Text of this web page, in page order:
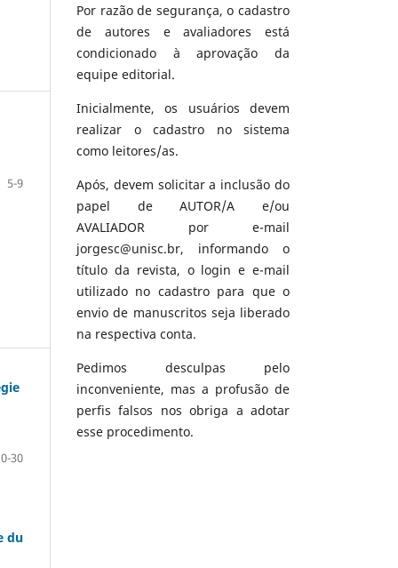
5-9
30
du
Por razão de segurança, o cadastro
de autores e avaliadores está
condicionado à aprovação da
equipe editorial.
Inicialmente, os usuários devem
realizar o cadastro no sistema
como leitores/as.
Após, devem solicitar a inclusão do
papel de AUTOR/A e/ou
AVALIADOR por e-mail
jorgesc@unisc.br, informando o
título da revista, o login e e-mail
utilizado no cadastro para que o
envio de manuscritos seja liberado
na respectiva conta.
Pedimos desculpas pelo
inconveniente, mas a profusão de
perfis falsos nos obriga a adotar
esse procedimento.